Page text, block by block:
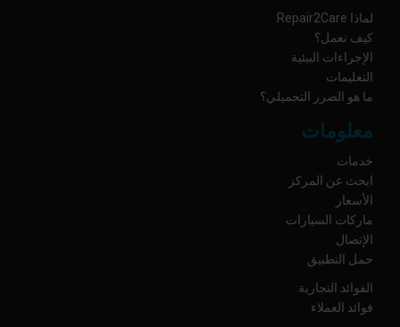
لماذا Repair2Care
كيف نعمل؟
الإجراءات البيئية
التعليمات
ما هو الضرر التجميلي؟
معلومات
خدمات
ابحث عن المركز
الأسعار
ماركات السيارات
الإتصال
حمل التطبيق
الفوائد التجارية
فوائد العملاء